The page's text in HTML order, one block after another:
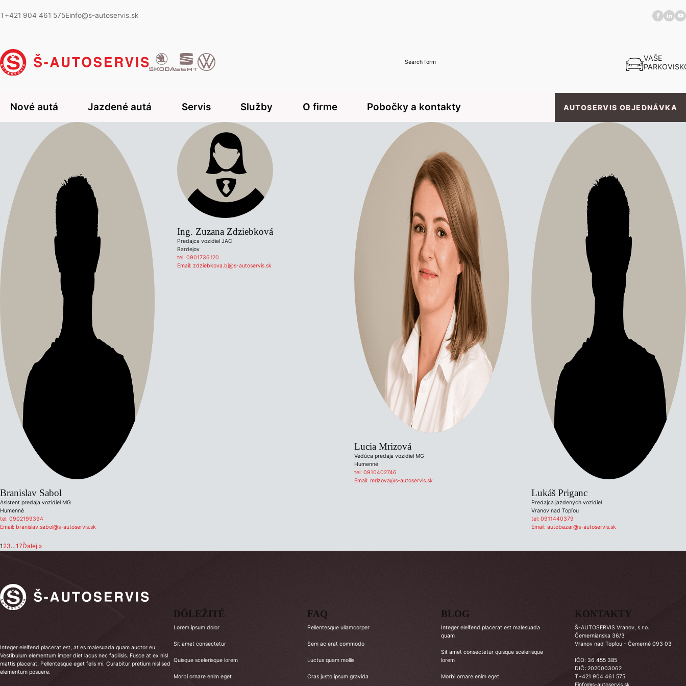
T+421 904 461 575Einfo@s-autoservis.sk
Search form
VAŠE
Nové autá Jazdené autá Servis Služby O firme Pobočky a kontakty AUTOSERVIS OBJEDNÁVKA
Branislav Sabol
Asistent predaja vozidiel MG
Humenné
tel: 0902199394
Email: branislav.sabol@s-autoservis.sk
Ing. Zuzana Zdziebková
Predajca vozidiel JAC
Bardejov
tel: 0901736120
Email: zdziebkova.bj@s-autoservis.sk
Lucia Mrizová
Vedúca predaja vozidiel MG
Humenné
tel: 0910402746
Email: mrizova@s-autoservis.sk
Lukáš Priganc
Predajca jazdených vozidiel
Vranov nad Topľou
tel: 0911440379
Email: autobazar@s-autoservis.sk
1 23…17Ďalej »
Integer eleifend placerat est, at es malesuada quam auctor eu.
Vestibulum elementum imper diet lacus nec facilisis. Fusce at ex nisl
mattis placerat. Pellentesque eget felis mi. Curabitur pretium nisl sed
elementum posuere.
DÔLEŽITÉ
Lorem ipsum dolor
Sit amet consectetur
Quisque scelerisque lorem
Morbi ornare enim eget
FAQ
Pellentesque ullamcorper
Sem ac erat commodo
Luctus quam mollis
Cras justo ipsum gravida
BLOG
Integer eleifend placerat est malesuada
quam
Sit amet consectetur quisque scelerisque
lorem
Morbi ornare enim eget
KONTAKTY
Š-AUTOSERVIS Vranov, s.r.o.
Čemernianska 36/3
Vranov nad Topľou - Čemerné 093 03
IČO: 36 455 385
DIČ: 2020003062
T+421 904 461 575
Einfo@s-autoservis.sk